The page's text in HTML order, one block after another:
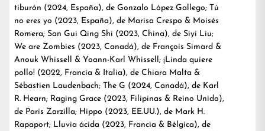
tiburón (2024, España), de Gonzalo López Gallego; Tú
no eres yo (2023, España), de Marisa Crespo & Moisés
Romera; San Gui Qing Shi (2023, China), de Siyi Liu;
We are Zombies (2023, Canadá), de François Simard &
Anouk Whissell & Yoann-Karl Whissell; ¡Linda quiere
pollo! (2022, Francia & Italia), de Chiara Malta &
Sébastien Laudenbach; The G (2024, Canadá), de Karl
R. Hearn; Raging Grace (2023, Filipinas & Reino Unido),
de Paris Zarzilla; Hippo (2023, EE.UU.), de Mark H.
Rapaport; Lluvia ácida (2023, Francia & Bélgica), de